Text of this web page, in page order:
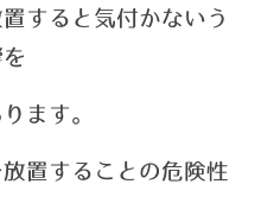
すると気付かないう
ます。
置することの危険性